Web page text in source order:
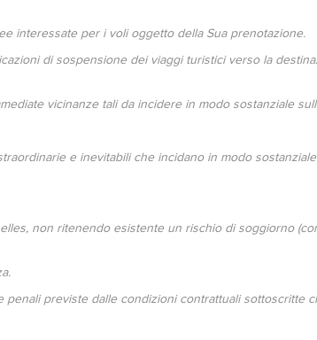
interessate per i voli oggetto della Sua prenotazione.
di sospensione dei viaggi turistici verso la
vicinanze tali da incidere in modo sostanziale
e inevitabili che incidano in modo sostanziale
non ritenendo esistente un rischio di soggiorno
penali previste dalle condizioni contrattuali sottoscritte